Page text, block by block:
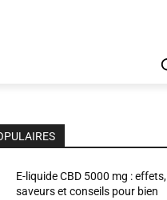
E-liquide CBD 5000 mg : effets,
saveurs et conseils pour bien